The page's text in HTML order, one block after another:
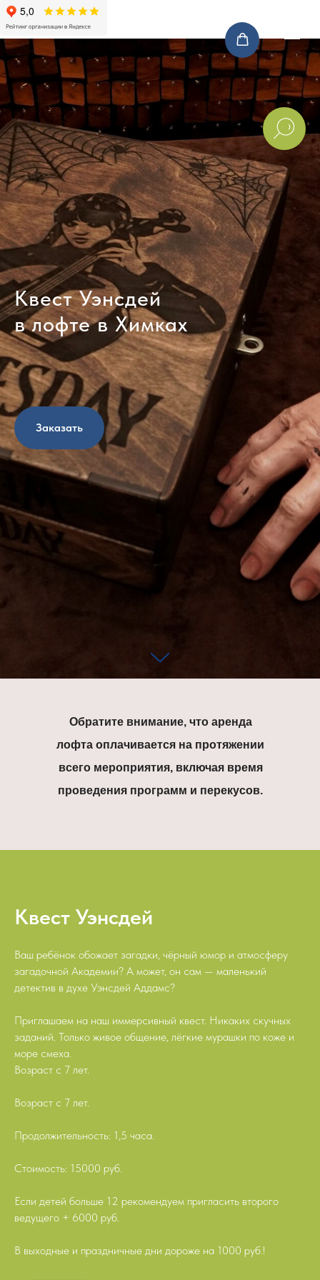
Квест Уэнсдей
в лофте в Химках
Заказать
Обратите внимание, что аренда
лофта оплачивается на протяжении
всего мероприятия, включая время
проведения программ и перекусов.
Квест Уэнсдей
Ваш ребёнок обожает загадки, чёрный юмор и атмосферу
загадочной Академии? А может, он сам — маленький
детектив в духе Уэнсдей Аддамс?
Приглашаем на наш иммерсивный квест. Никаких скучных
заданий. Только живое общение, лёгкие мурашки по коже и
море смеха.
Возраст с 7 лет.
Возраст с 7 лет.
Продолжительность: 1,5 часа.
Стоимость: 15000 руб.
Если детей больше 12 рекомендуем пригласить второго
ведущего + 6000 руб.
В выходные и праздничные дни дороже на 1000 руб.!